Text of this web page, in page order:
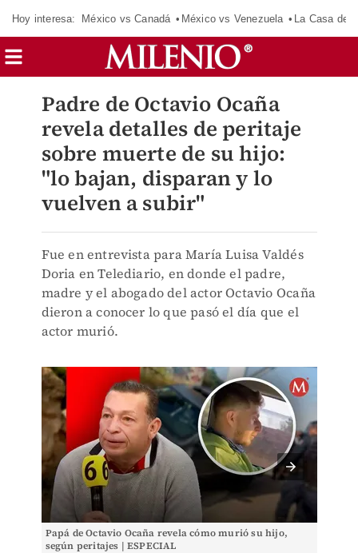
Hoy interesa: México vs Canadá México vs Venezuela La Casa de
Padre de Octavio Ocaña
revela detalles de peritaje
sobre muerte de su hijo:
"lo bajan, disparan y lo
vuelven a subir"
Fue en entrevista para María Luisa Valdés
Doria en Telediario, en donde el padre,
madre y el abogado del actor Octavio Ocaña
dieron a conocer lo que pasó el día que el
actor murió.
Papá de Octavio Ocaña revela cómo murió su hijo,
según peritajes | ESPECIAL